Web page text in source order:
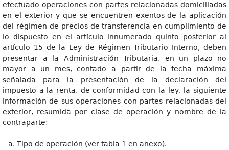
efectuado operaciones con partes relacionadas domiciliadas
en el exterior y que se encuentren exentos de la aplicación
del régimen de precios de transferencia en cumplimiento de
lo dispuesto en el artículo innumerado quinto posterior al
artículo 15 de la Ley de Régimen Tributario Interno, deben
presentar a la Administración Tributaria, en un plazo no
mayor a un mes, contado a partir de la fecha máxima
señalada para la presentación de la declaración del
impuesto a la renta, de conformidad con la ley, la siguiente
información de sus operaciones con partes relacionadas del
exterior, resumida por clase de operación y nombre de la
contraparte:
Tipo de operación (ver tabla 1 en anexo).